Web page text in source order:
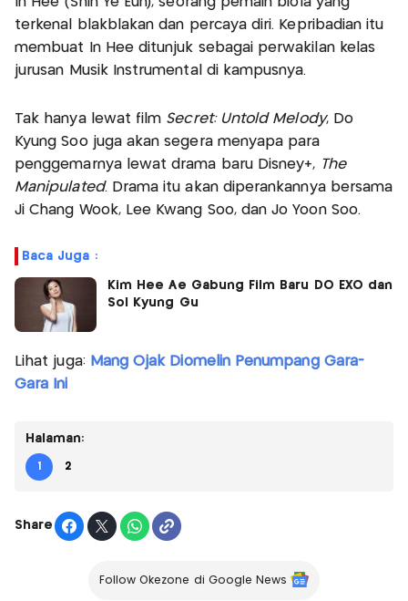
terkenal blakblakan dan percaya diri. Kepribadian itu
membuat In Hee ditunjuk sebagai perwakilan kelas
jurusan Musik Instrumental di kampusnya.
Tak hanya lewat film Secret: Untold Melody, Do
Kyung Soo juga akan segera menyapa para
penggemarnya lewat drama baru Disney+, The
Manipulated. Drama itu akan diperankannya bersama
Ji Chang Wook, Lee Kwang Soo, dan Jo Yoon Soo.
Baca Juga :
Kim Hee Ae Gabung Film Baru DO EXO dan
Sol Kyung Gu
Lihat juga: Mang Ojak Diomelin Penumpang Gara-
Gara Ini
Halaman:
1 2
Share
Follow Okezone di Google News